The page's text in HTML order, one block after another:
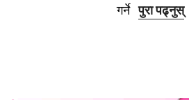
गर्नेपुरा पढ्नुस्